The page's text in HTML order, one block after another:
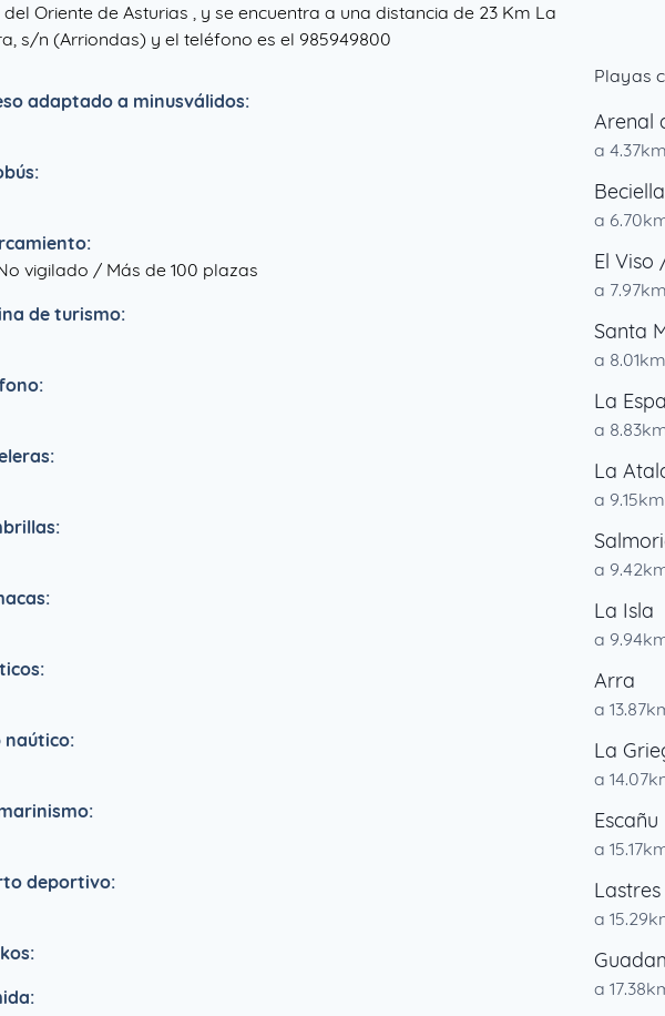
Oriente de Asturias , y se encuentra a una distancia de 23 Km La
s/n (Arriondas) y el teléfono es el 985949800
adaptado a minusválidos:
vigilado / Más de 100 plazas
de turismo:
naútico:
deportivo:
Playas
Arenal
a 4.37km
a
El Viso
a 7.97km
Santa
a 8.01km
La
a
La
a 9.15km
a
La Isla
a
Arra
a
La
a
Escañu
a
a
a